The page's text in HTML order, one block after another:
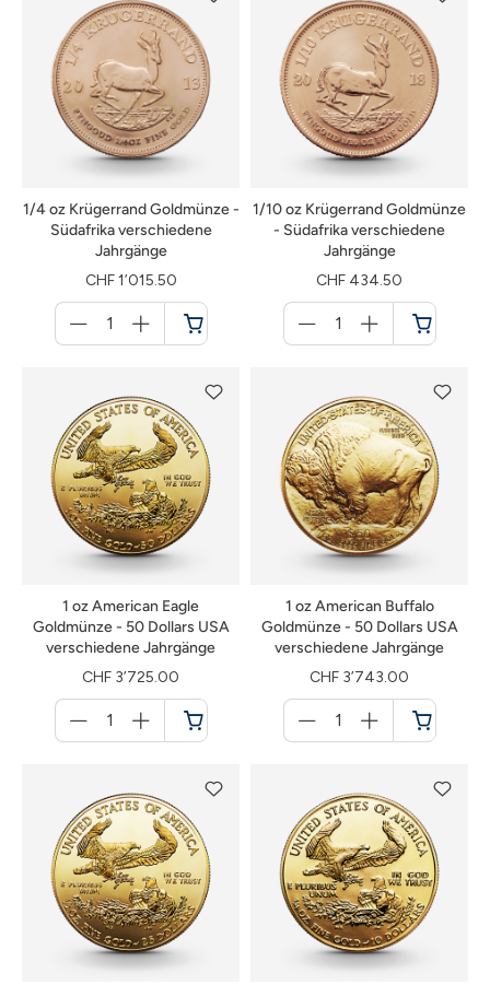
1/4 oz Krügerrand Goldmünze -
Südafrika verschiedene
Jahrgänge
CHF 1’015.50
für
Warenkorb
1/10 oz Krügerrand Goldmünze
- Südafrika verschiedene
Jahrgänge
CHF 434.50
für
Warenkorb
1 oz American Eagle
Goldmünze - 50 Dollars USA
verschiedene Jahrgänge
CHF 3’725.00
für
Warenkorb
1 oz American Buffalo
Goldmünze - 50 Dollars USA
verschiedene Jahrgänge
CHF 3’743.00
für
Warenkorb